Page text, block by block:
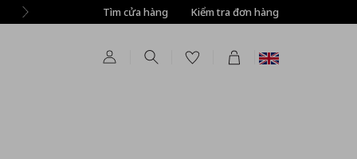
Tự động giảm thêm 8% tất cả sản phẩm ở bước
Tìm cửa hàng Kiểm tra đơn hàng